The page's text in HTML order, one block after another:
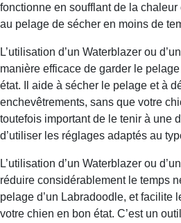
fonctionne en soufflant de la chaleur
au pelage de sécher en moins de
L’utilisation d’un Waterblazer ou
manière efficace de garder le
état. Il aide à sécher le pelage et à
enchevêtrements, sans que votre
toutefois important de le tenir à une
d’utiliser les réglages adaptés au
L’utilisation d’un Waterblazer ou
réduire considérablement le temps
pelage d’un Labradoodle, et facilite
votre chien en bon état. C’est un